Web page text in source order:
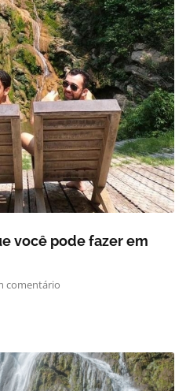
você pode fazer em
comentário